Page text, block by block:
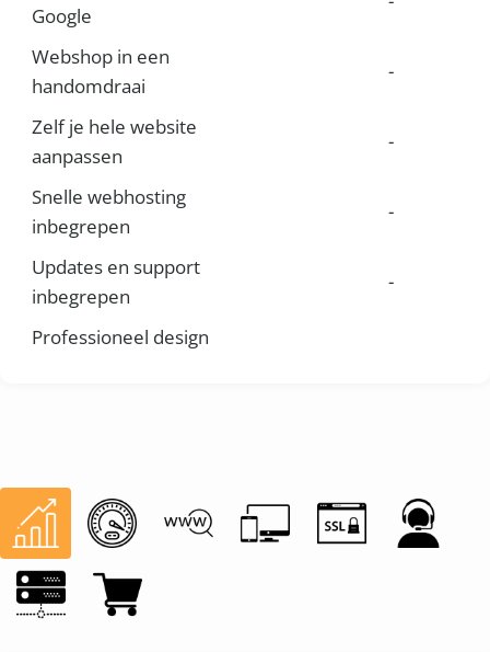
Google
Webshop in een
handomdraai
-
Zelf je hele website
aanpassen
-
Snelle webhosting
inbegrepen
-
Updates en support
inbegrepen
-
Professioneel design